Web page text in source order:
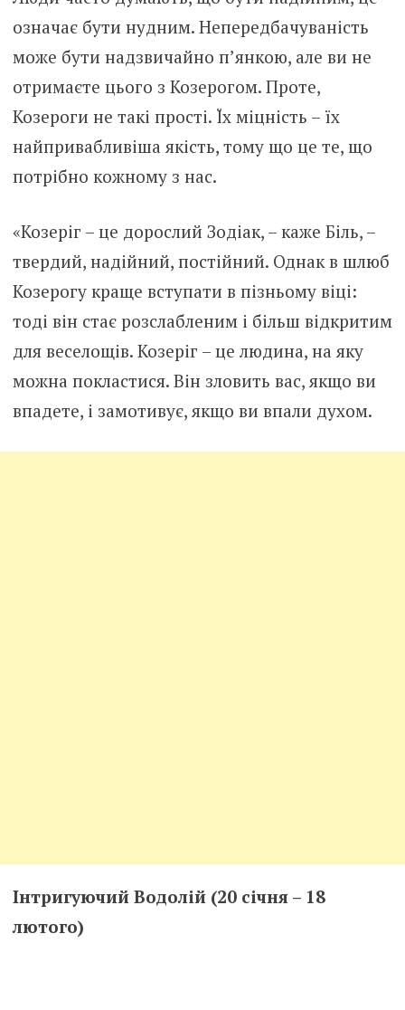
означає бути нудним. Непередбачуваність
може бути надзвичайно п’янкою, але ви не
отримаєте цього з Козерогом. Проте,
Козероги не такі прості. Їх міцність – їх
найпривабливіша якість, тому що це те, що
потрібно кожному з нас.
«Козеріг – це дорослий Зодіак, – каже Біль, –
твердий, надійний, постійний. Однак в шлюб
Козерогу краще вступати в пізньому віці:
тоді він стає розслабленим і більш відкритим
для веселощів. Козеріг – це людина, на яку
можна покластися. Він зловить вас, якщо ви
впадете, і замотивує, якщо ви впали духом.
Інтригуючий Водолій (20 січня – 18
лютого)